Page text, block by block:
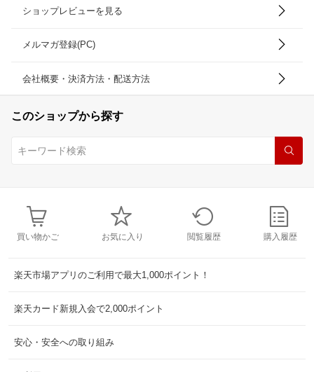
ショップレビューを見る
メルマガ登録(PC)
会社概要・決済方法・配送方法
このショップから探す
買い物かご お気に入り 閲覧履歴 購入履歴
楽天市場アプリのご利用で最大1,000ポイント！
楽天カード新規入会で2,000ポイント
安心・安全への取り組み